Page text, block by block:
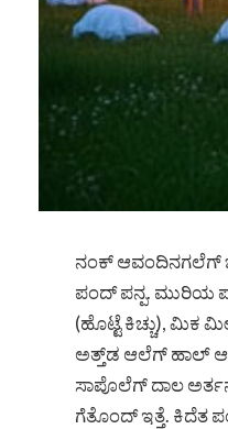
ನಂಕ್ ಆವಂದಿನಗಲೆಗ್
ಪಂದ್ ಪನ್ಪ. ಮುರಿಯ
(ಹೊಟ್ಟೆ ಕಿಚ್ಚು), ಮಿಕ
ಅತ್ತ್‌ಡ ಆಲೆಗ್ ಹಾಲ್
ಸಾಪೊಲೆಗ್ ದಾಲ
ಗೆತೊಂದ್ ಇತ್ತೆ. ಕಿದೆತ